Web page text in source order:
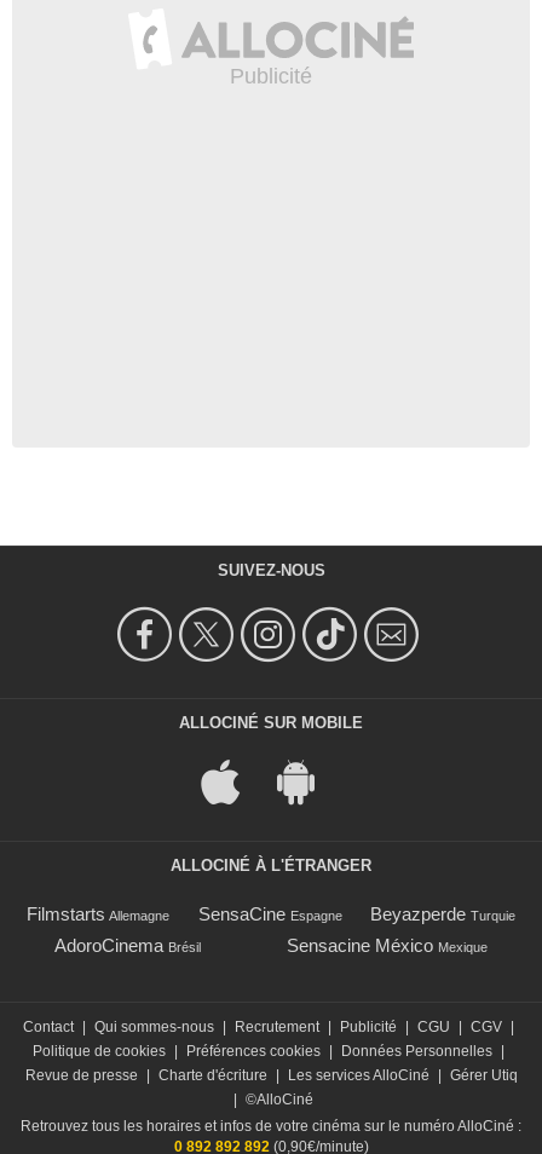
SUIVEZ-NOUS
ALLOCINÉ SUR MOBILE
ALLOCINÉ À L'ÉTRANGER
Filmstarts Allemagne SensaCine Espagne Beyazperde Turquie
AdoroCinema Brésil Sensacine México Mexique
Contact | Qui sommes-nous | Recrutement | Publicité | CGU | CGV |
Politique de cookies | Préférences cookies | Données Personnelles |
Revue de presse
| Charte d'écriture | Les services AlloCiné | Gérer Utiq
| ©AlloCiné
Retrouvez tous les horaires et infos de votre cinéma sur le numéro AlloCiné :
0 892 892 892 (0,90€/minute)